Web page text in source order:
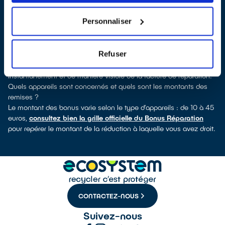
Personnaliser
Refuser
verrez pour quels types d’appareils ce professionnel a obtenu le
smartphone, outils électriques : à chaque famille d’équipements
son réparateur spécialisé et labellisé QualiRépar.
Comment bénéficier du Bonus Réparation à Clermont ?
Le Bonus Réparation est en vigueur chez tous les professionnels
de la réparation ayant obtenu le label QualiRépar. Il est déduit
instantanément et de manière visible de la facture de réparation.
Quels appareils sont concernés et quels sont les montants des
remises ?
Le montant des bonus varie selon le type d’appareils : de 10 à 45
euros, consultez bien la grille officielle du Bonus Réparation
pour repérer le montant de la réduction à laquelle vous avez droit.
CONTACTEZ-NOUS
Suivez-nous